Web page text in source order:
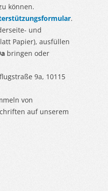
können.
.
und
Papier), ausfüllen
bringen oder
9a, 10115
von
auf unserem